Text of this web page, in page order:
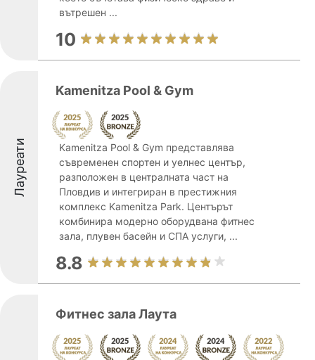
вътрешен ...
10
Лауреати
Kamenitza Pool & Gym
Kamenitza Pool & Gym представлява
съвременен спортен и уелнес център,
разположен в централната част на
Пловдив и интегриран в престижния
комплекс Kamenitza Park. Центърът
комбинира модерно оборудвана фитнес
зала, плувен басейн и СПА услуги, ...
8.8
Фитнес зала Лаута